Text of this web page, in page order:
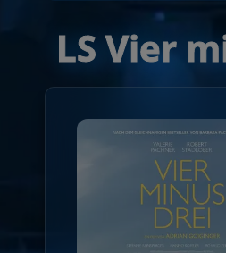
LS Vier